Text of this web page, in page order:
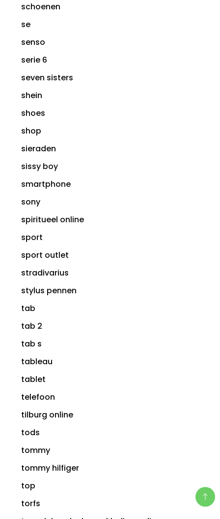
schoenen
se
senso
serie 6
seven sisters
shein
shoes
shop
sieraden
sissy boy
smartphone
sony
spiritueel online
sport
sport outlet
stradivarius
stylus pennen
tab
tab 2
tab s
tableau
tablet
telefoon
tilburg online
tods
tommy
tommy hilfiger
top
torfs